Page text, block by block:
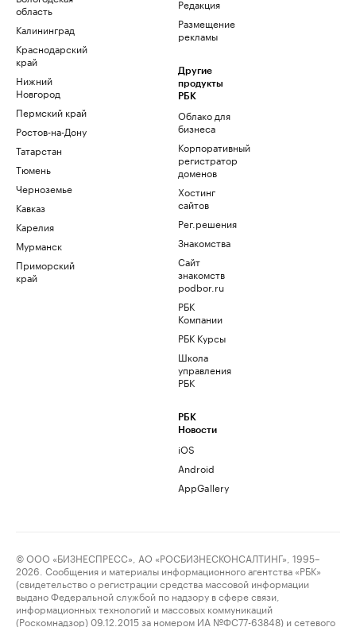
область
Калининград
Краснодарский
край
Нижний
Новгород
Пермский край
Ростов-на-Дону
Татарстан
Тюмень
Черноземье
Кавказ
Карелия
Мурманск
Приморский
край
Редакция
Размещение
рекламы
Другие
продукты
РБК
Облако для
бизнеса
Корпоративный
регистратор
доменов
Хостинг
сайтов
Рег.решения
Знакомства
Сайт
знакомств
podbor.ru
РБК
Компании
РБК Курсы
Школа
управления
РБК
РБК
Новости
iOS
Android
AppGallery
© ООО «БИЗНЕСПРЕСС», АО «РОСБИЗНЕСКОНСАЛТИНГ», 1995–
2026. Сообщения и материалы информационного агентства «РБК»
(свидетельство о регистрации средства массовой информации
выдано Федеральной службой по надзору в сфере связи,
информационных технологий и массовых коммуникаций
(Роскомнадзор) 09.12.2015 за номером ИА №ФС77-63848) и сетевого